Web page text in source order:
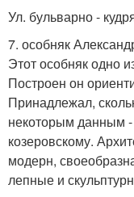
Ул. бульварно -
7. особняк
Этот особняк одно
Построен он
Принадлежал,
некоторым данным
козеровскому.
модерн,
лепные и